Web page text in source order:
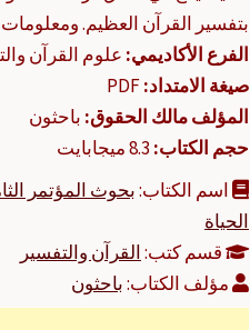
بتفسير القرآن العظيم.
الفرع الأكاديمي: علوم القرآن
صيغة الامتداد:
المؤلف مالك الحقوق: باحثون
حجم الكتاب:
اسم الكتاب:
الحياة
قسم كتب:القرآن والتفسير
مؤلف الكتاب:باحثون